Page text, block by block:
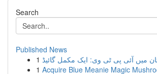
Search
Published News
1 میں آئی پی ٹی وی: ایک مکمل گائیڈ
1 Acquire Blue Meanie Magic